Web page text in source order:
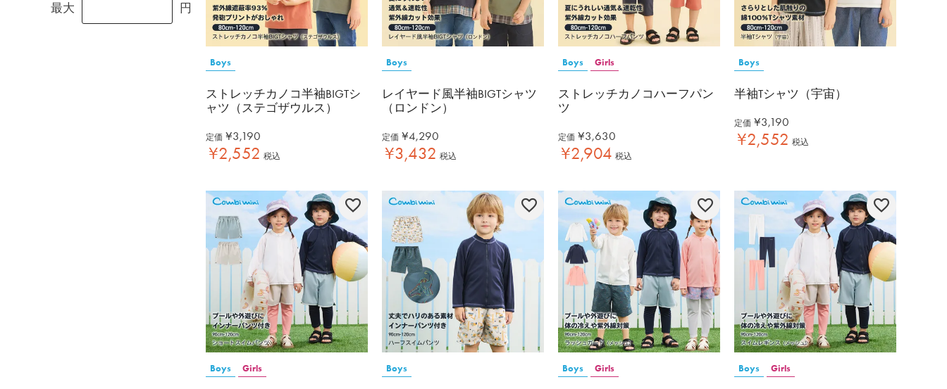
最大
円
Boys
ストレッチカノコ半袖BIGTシ
ャツ（ステゴザウルス）
定価 ¥3,190
¥2,552 税込
Boys
レイヤード風半袖BIGTシャツ
（ロンドン）
定価 ¥4,290
¥3,432 税込
Boys Girls
ストレッチカノコハーフパン
ツ
定価 ¥3,630
¥2,904 税込
Boys
半袖Tシャツ（宇宙）
定価 ¥3,190
¥2,552 税込
Boys Girls Boys Boys Girls Boys Girls